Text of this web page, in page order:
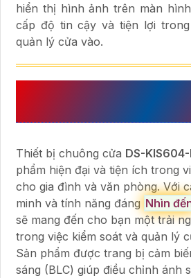
hiển thị hình ảnh trên màn
cấp độ tin cậy và tiện lợi
quản lý cửa vào.
Thiết bị chuông cửa DS-KIS604-
phẩm hiện đại và tiện ích trong
cho gia đình và văn phòng. Với
minh và tính năng đáng Nhìn
sẽ mang đến cho bạn một trải
trong việc kiểm soát và quản lý
Sản phẩm được trang bị cảm
sáng (BLC) giúp điều chỉnh ánh